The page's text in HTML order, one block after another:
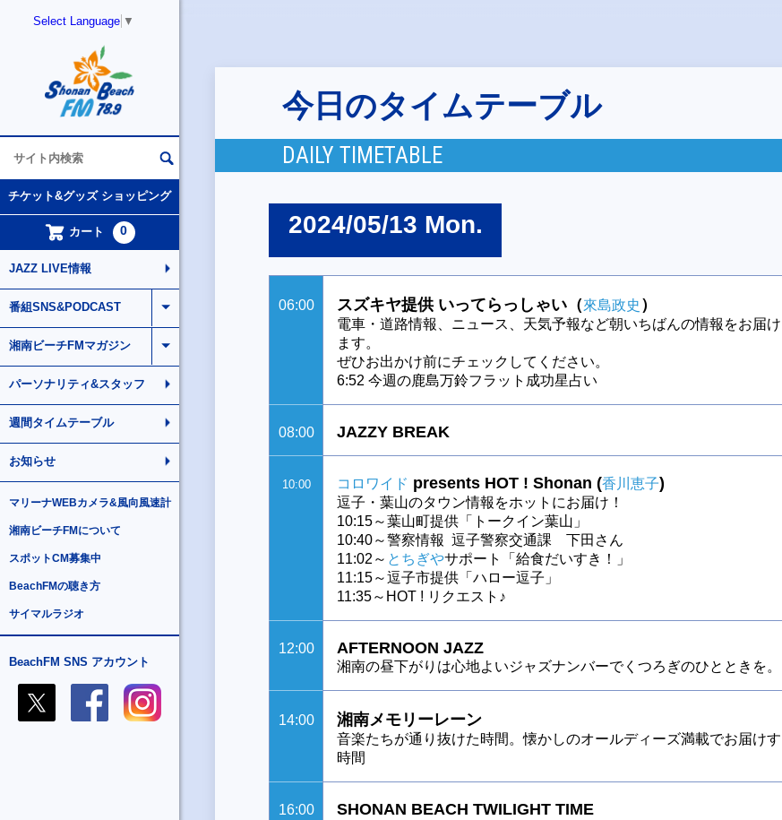
Select Language ▼
チケット&グッズ ショッピング
カート 0
JAZZ LIVE情報
番組SNS&PODCAST
湘南ビーチFMマガジン
パーソナリティ&スタッフ
週間タイムテーブル
お知らせ
マリーナWEBカメラ&風向風速計
湘南ビーチFMについて
スポットCM募集中
BeachFMの聴き方
サイマルラジオ
BeachFM SNS アカウント
今日のタイムテーブル
DAILY TIMETABLE
2024/05/13 Mon.
06:00 スズキヤ提供 いってらっしゃい（來島政史 ）
電車・道路情報、ニュース、天気予報など朝いちばんの情報をお届け
ます。
ぜひお出かけ前にチェックしてください。
6:52 今週の鹿島万鈴フラット成功星占い
08:00 JAZZY BREAK
10:00 コロワイド presents HOT ! Shonan (香川恵子)
逗子・葉山のタウン情報をホットにお届け！
10:15～葉山町提供「トークイン葉山」
10:40～警察情報 逗子警察交通課 下田さん
11:02～ とちぎやサポート「給食だいすき！」
11:15～逗子市提供「ハロー逗子」
11:35～HOT ! リクエスト♪
12:00 AFTERNOON JAZZ
湘南の昼下がりは心地よいジャズナンバーでくつろぎのひとときを。
14:00 湘南メモリーレーン
音楽たちが通り抜けた時間。懐かしのオールディーズ満載でお届け
時間
16:00 SHONAN BEACH TWILIGHT TIME